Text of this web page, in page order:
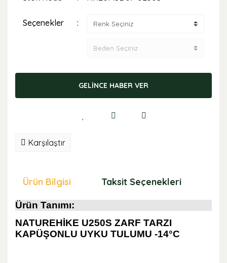
Seçenekler
GELİNCE HABER VER
Karşılaştır
Ürün Bilgisi Taksit Seçenekleri
Ürün Tanımı:
NATUREHİKE U250S ZARF TARZI
KAPÜŞONLU UYKU TULUMU -14°C